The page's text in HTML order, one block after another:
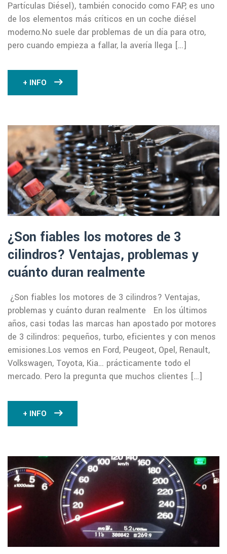
Partículas Diésel), también conocido como FAP, es uno
de los elementos más críticos en un coche diésel
moderno.No suele dar problemas de un día para otro,
pero cuando empieza a fallar, la avería llega […]
+ INFO
¿Son fiables los motores de 3
cilindros? Ventajas, problemas y
cuánto duran realmente
¿Son fiables los motores de 3 cilindros? Ventajas,
problemas y cuánto duran realmente En los últimos
años, casi todas las marcas han apostado por motores
de 3 cilindros: pequeños, turbo, eficientes y con menos
emisiones.Los vemos en Ford, Peugeot, Opel, Renault,
Volkswagen, Toyota, Kia… prácticamente todo el
mercado. Pero la pregunta que muchos clientes […]
+ INFO